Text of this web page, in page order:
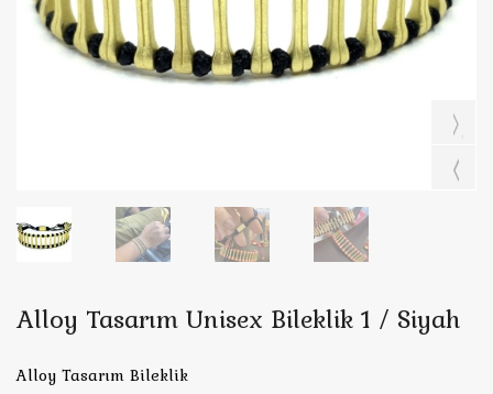
Alloy Tasarım Unisex Bileklik 1 / Siyah
Alloy Tasarım Bileklik